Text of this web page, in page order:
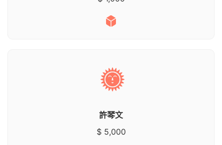
許琴文
$ 5,000